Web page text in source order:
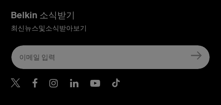
Belkin 소식받기
최신뉴스및소식받아보기
Belkin Twitter